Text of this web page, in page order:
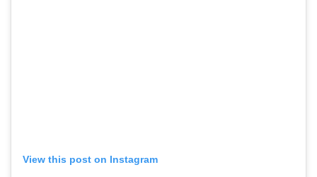
View this post on Instagram